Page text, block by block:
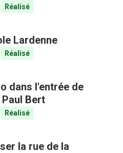
Réalisé
Lardenne
Réalisé
dans l'entrée de
Bert
Réalisé
la rue de la